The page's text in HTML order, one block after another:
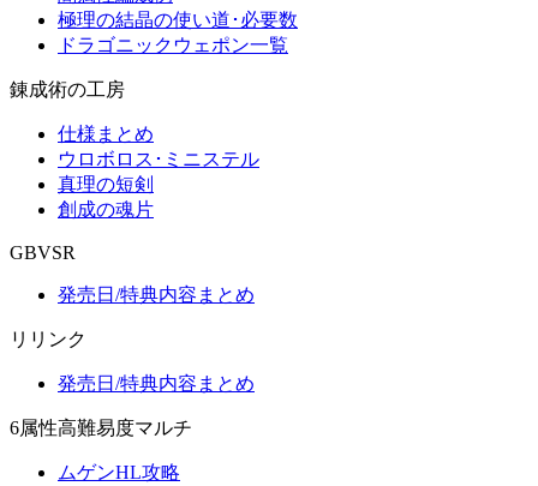
極理の結晶の使い道･必要数
ドラゴニックウェポン一覧
錬成術の工房
仕様まとめ
ウロボロス･ミニステル
真理の短剣
創成の魂片
GBVSR
発売日/特典内容まとめ
リリンク
発売日/特典内容まとめ
6属性高難易度マルチ
ムゲンHL攻略